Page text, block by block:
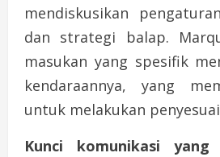
mendiskusikan
dan strategi balap.
masukan yang spesifik
kendaraannya, yang
untuk melakukan
Kunci komunikasi